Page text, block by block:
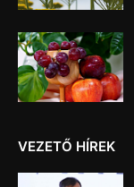
VEZETŐ HÍREK